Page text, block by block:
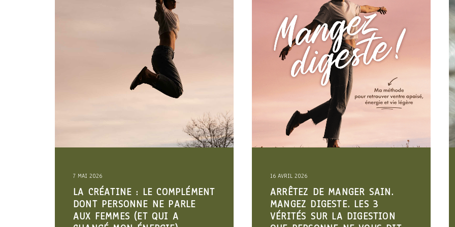
16 AVRIL 2026
ARRÊTEZ DE MANGER SAIN.
MANGEZ DIGESTE. LES 3
VÉRITÉS SUR LA DIGESTION
19 FÉVRIER 2026
TROUBLES DIGESTIFS :
POURQUOI CE N’EST PAS
“DANS VOTRE TÊTE”